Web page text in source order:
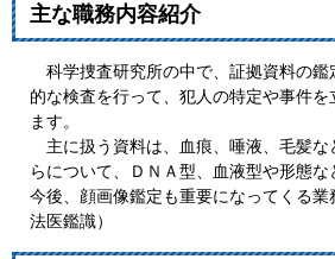
主な職務内容紹介
科学捜査研究所の中で、証拠資料の鑑
的な検査を行って、犯人の特定や事件を
ます。
主に扱う資料は、血痕、唾液、毛髪な
らについて、ＤＮＡ型、血液型や形態な
今後、顔画像鑑定も重要になってくる業
法医鑑識）